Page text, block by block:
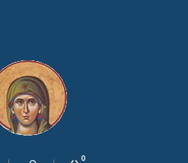
0